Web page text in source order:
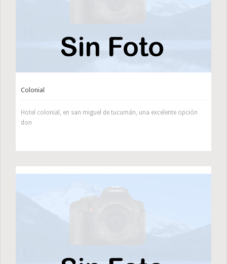
Colonial
Hotel colonial, en san miguel de tucumán, una excelente opción
don